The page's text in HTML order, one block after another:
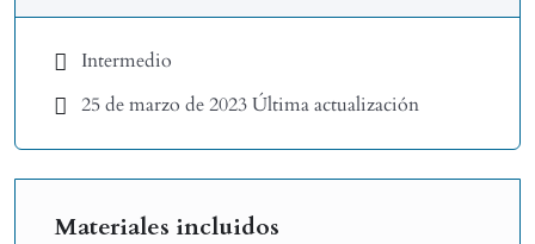
Intermedio
25 de marzo de 2023 Última actualización
Materiales incluidos